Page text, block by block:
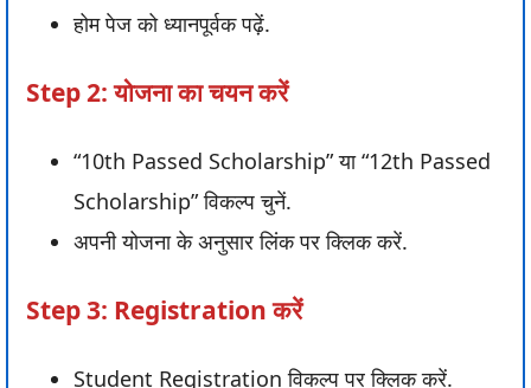
होम पेज को ध्यानपूर्वक पढ़ें.
Step 2: योजना का चयन करें
“10th Passed Scholarship” या “12th Passed
Scholarship” विकल्प चुनें.
अपनी योजना के अनुसार लिंक पर क्लिक करें.
Step 3: Registration करें
Student Registration विकल्प पर क्लिक करें.